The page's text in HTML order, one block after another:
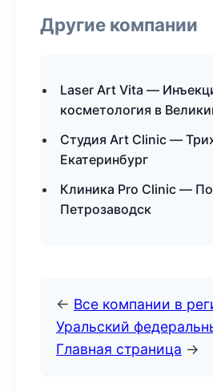
Другие компании
Laser Art Vita —
косметология в
Студия Art Clinic —
Екатеринбург
Клиника Pro Clinic —
Петрозаводск
← Все компании в
Уральский
Главная страница →